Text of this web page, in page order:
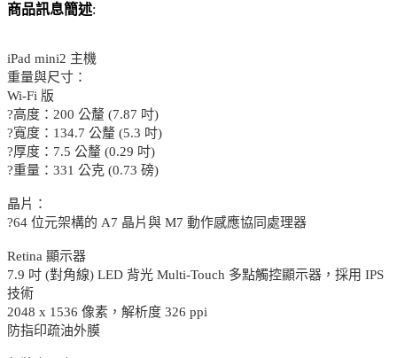
商品訊息簡述:
iPad mini2 主機
重量與尺寸：
Wi-Fi 版
?高度：200 公釐 (7.87 吋)
?寬度：134.7 公釐 (5.3 吋)
?厚度：7.5 公釐 (0.29 吋)
?重量：331 公克 (0.73 磅)
晶片：
?64 位元架構的 A7 晶片與 M7 動作感應協同處理器
Retina 顯示器
7.9 吋 (對角線) LED 背光 Multi-Touch 多點觸控顯示器，採用 IPS
技術
2048 x 1536 像素，解析度 326 ppi
防指印疏油外膜